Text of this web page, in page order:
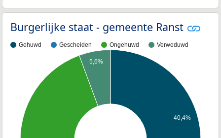
Burgerlijke staat - gemeente Ranst
Gehuwd Gescheiden Ongehuwd Verweduwd
40,4%
5,6%